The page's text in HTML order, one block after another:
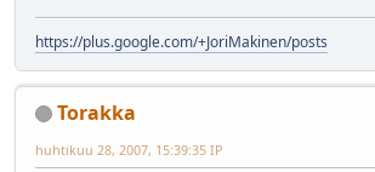
https://plus.google.com/+JoriMakinen/posts
Torakka
huhtikuu 28, 2007, 15:39:35 IP